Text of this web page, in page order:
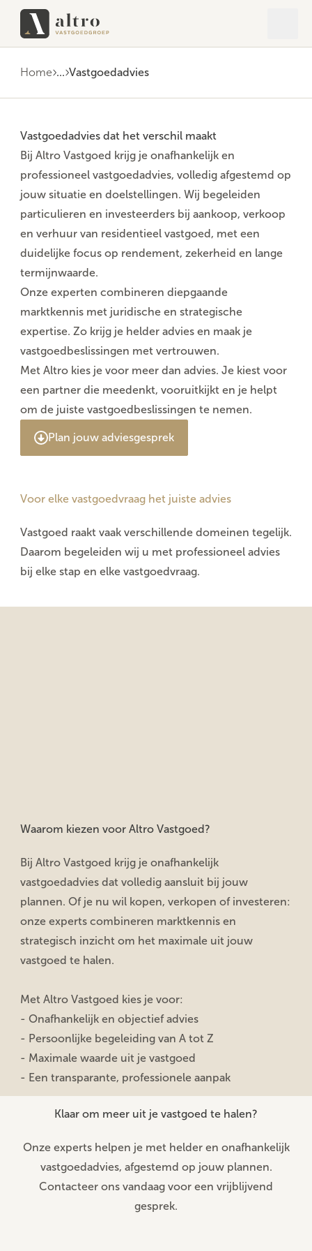
Home ... Vastgoedadvies
Vastgoedadvies dat het verschil maakt
Bij Altro Vastgoed krijg je onafhankelijk en
professioneel vastgoedadvies, volledig afgestemd op
jouw situatie en doelstellingen. Wij begeleiden
particulieren en investeerders bij aankoop, verkoop
en verhuur van residentieel vastgoed, met een
duidelijke focus op rendement, zekerheid en lange
termijnwaarde.
Onze experten combineren diepgaande
marktkennis met juridische en strategische
expertise. Zo krijg je helder advies en maak je
vastgoedbeslissingen met vertrouwen.
Met Altro kies je voor meer dan advies. Je kiest voor
een partner die meedenkt, vooruitkijkt en je helpt
om de juiste vastgoedbeslissingen te nemen.
Plan jouw adviesgesprek
Voor elke vastgoedvraag het juiste advies
Vastgoed raakt vaak verschillende domeinen tegelijk.
Daarom begeleiden wij u met professioneel advies
bij elke stap en elke vastgoedvraag.
Waarom kiezen voor Altro Vastgoed?
Bij Altro Vastgoed krijg je onafhankelijk
vastgoedadvies dat volledig aansluit bij jouw
plannen. Of je nu wil kopen, verkopen of investeren:
onze experts combineren marktkennis en
strategisch inzicht om het maximale uit jouw
vastgoed te halen.
Met Altro Vastgoed kies je voor:
- Onafhankelijk en objectief advies
- Persoonlijke begeleiding van A tot Z
- Maximale waarde uit je vastgoed
- Een transparante, professionele aanpak
Klaar om meer uit je vastgoed te halen?
Onze experts helpen je met helder en onafhankelijk
vastgoedadvies, afgestemd op jouw plannen.
Contacteer ons vandaag voor een vrijblijvend
gesprek.